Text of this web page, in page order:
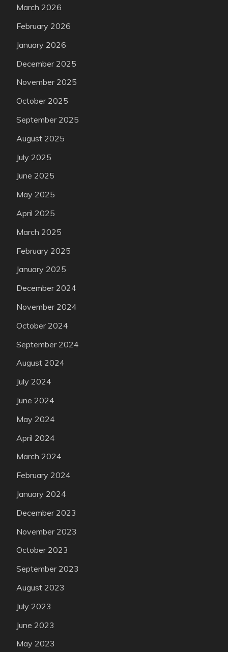
March 2026
February 2026
January 2026
December 2025
November 2025
October 2025
September 2025
August 2025
July 2025
June 2025
May 2025
April 2025
March 2025
February 2025
January 2025
December 2024
November 2024
October 2024
September 2024
August 2024
July 2024
June 2024
May 2024
April 2024
March 2024
February 2024
January 2024
December 2023
November 2023
October 2023
September 2023
August 2023
July 2023
June 2023
May 2023